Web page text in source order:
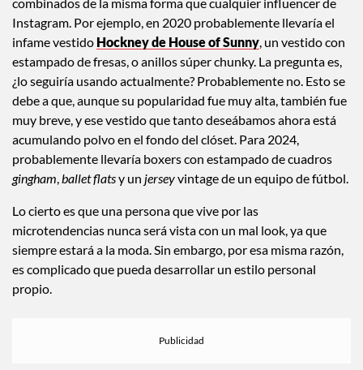
Instagram. Por ejemplo, en 2020 probablemente llevaría el
infame vestido Hockney de House of Sunny , un vestido con
estampado de fresas, o anillos súper chunky. La pregunta es,
¿lo seguiría usando actualmente? Probablemente no. Esto se
debe a que, aunque su popularidad fue muy alta, también fue
muy breve, y ese vestido que tanto deseábamos ahora está
acumulando polvo en el fondo del clóset. Para 2024,
probablemente llevaría boxers con estampado de cuadros
gingham ballet flatsy un jerseyvintage de un equipo de fútbol.
Lo cierto es que una persona que vive por las
microtendencias nunca será vista con un mal look, ya que
siempre estará a la moda. Sin embargo, por esa misma razón,
es complicado que pueda desarrollar un estilo personal
propio.